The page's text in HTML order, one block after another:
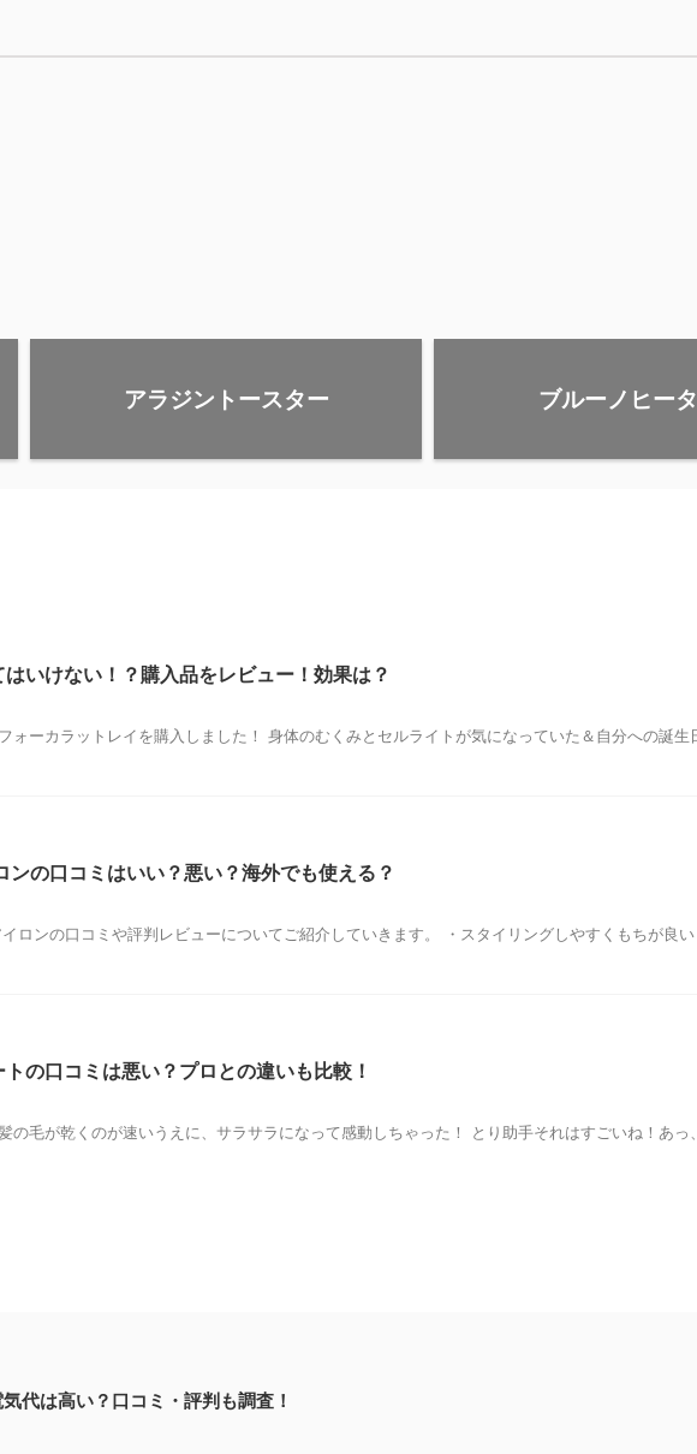
アラジントースター ブルーノヒー
いけない！？購入品をレビュー！効果は？
ォーカラットレイを購入しました！ 身体のむくみとセルライトが気になっていた＆自分への誕
ンの口コミはいい？悪い？海外でも使える？
ロンの口コミや評判レビューについてご紹介していきます。 ・スタイリングしやすくもちが良
の口コミは悪い？プロとの違いも比較！
の毛が乾くのが速いうえに、サラサラになって感動しちゃった！ とり助手それはすごいね！あ
代は高い？口コミ・評判も調査！